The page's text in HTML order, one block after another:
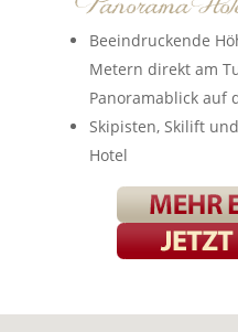
Beeindruckende
Metern direkt am
Panoramablick auf
Skipisten, Skilift
Hotel